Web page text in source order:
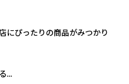
にぴったりの商品がみつかり
...